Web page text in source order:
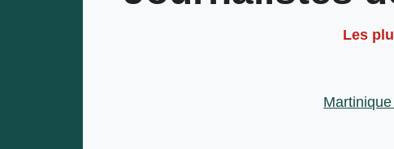
Les
Martinique